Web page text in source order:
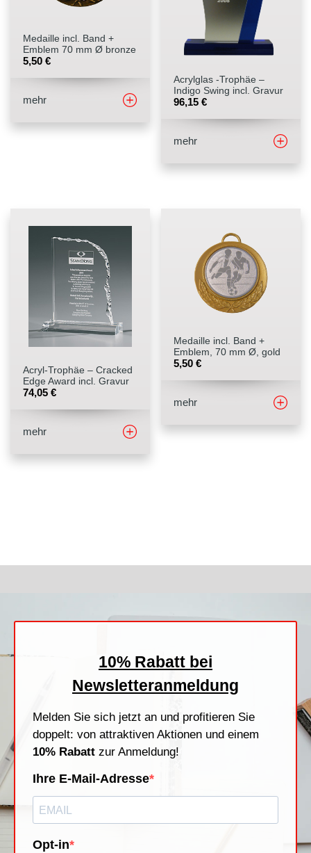
Medaille incl. Band +
Emblem 70 mm Ø bronze
5,50 €
mehr
Acrylglas -Trophäe –
Indigo Swing incl. Gravur
96,15€
mehr
Acryl-Trophäe – Cracked
Edge Award incl. Gravur
74,05 €
mehr
Medaille incl. Band +
Emblem, 70 mm Ø, gold
5,50€
mehr